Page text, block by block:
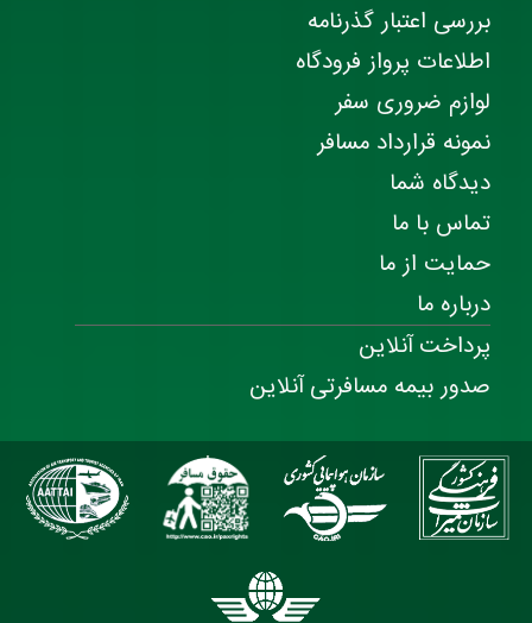
بررسی اعتبار گذرنامه
اطلاعات پرواز فرودگاه
لوازم ضروری سفر
نمونه قرارداد مسافر
دیدگاه شما
تماس با ما
حمایت از ما
درباره ما
پرداخت آنلاین
صدور بیمه مسافرتی آنلاین